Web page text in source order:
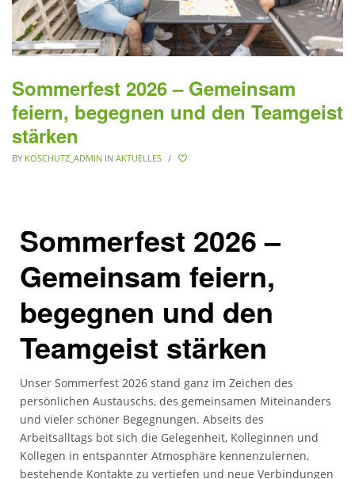
Sommerfest 2026 – Gemeinsam
feiern, begegnen und den Teamgeist
stärken
BY KOSCHUTZ_ADMIN IN AKTUELLES /
Sommerfest 2026 –
Gemeinsam feiern,
begegnen und den
Teamgeist stärken
Unser Sommerfest 2026 stand ganz im Zeichen des
persönlichen Austauschs, des gemeinsamen Miteinanders
und vieler schöner Begegnungen. Abseits des
Arbeitsalltags bot sich die Gelegenheit, Kolleginnen und
Kollegen in entspannter Atmosphäre kennenzulernen,
bestehende Kontakte zu vertiefen und neue Verbindungen